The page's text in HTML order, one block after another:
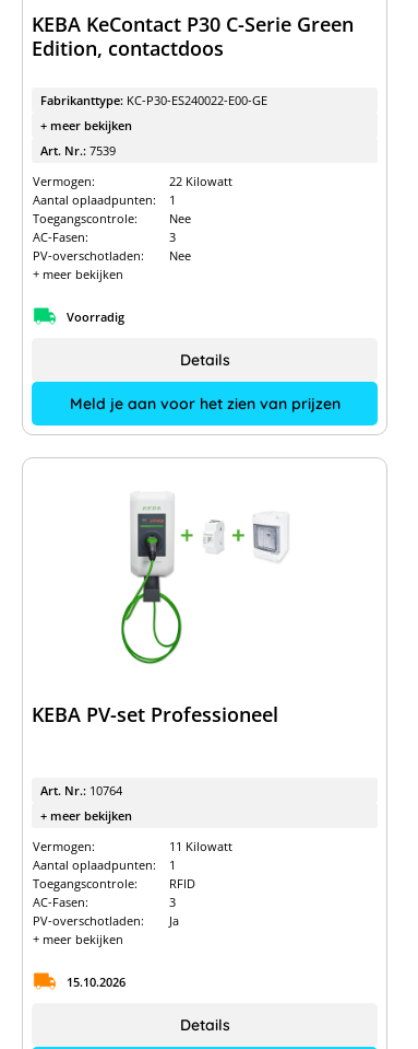
KEBA KeContact P30 C-Serie Green
Edition, contactdoos
Fabrikanttype: KC-P30-ES240022-E00-GE
+ meer bekijken
Art. Nr.: 7539
Vermogen:
22 Kilowatt
Aantal oplaadpunten:
1
Toegangscontrole:
Nee
AC-Fasen:
3
PV-overschotladen:
Nee
+ meer bekijken
Voorradig
Meld je aan voor het zien van prijzen
Details
KEBA PV-set Professioneel
Art. Nr.: 10764
+ meer bekijken
Vermogen:
11 Kilowatt
Aantal oplaadpunten:
1
Toegangscontrole:
RFID
AC-Fasen:
3
PV-overschotladen:
Ja
+ meer bekijken
15.10.2026
Details